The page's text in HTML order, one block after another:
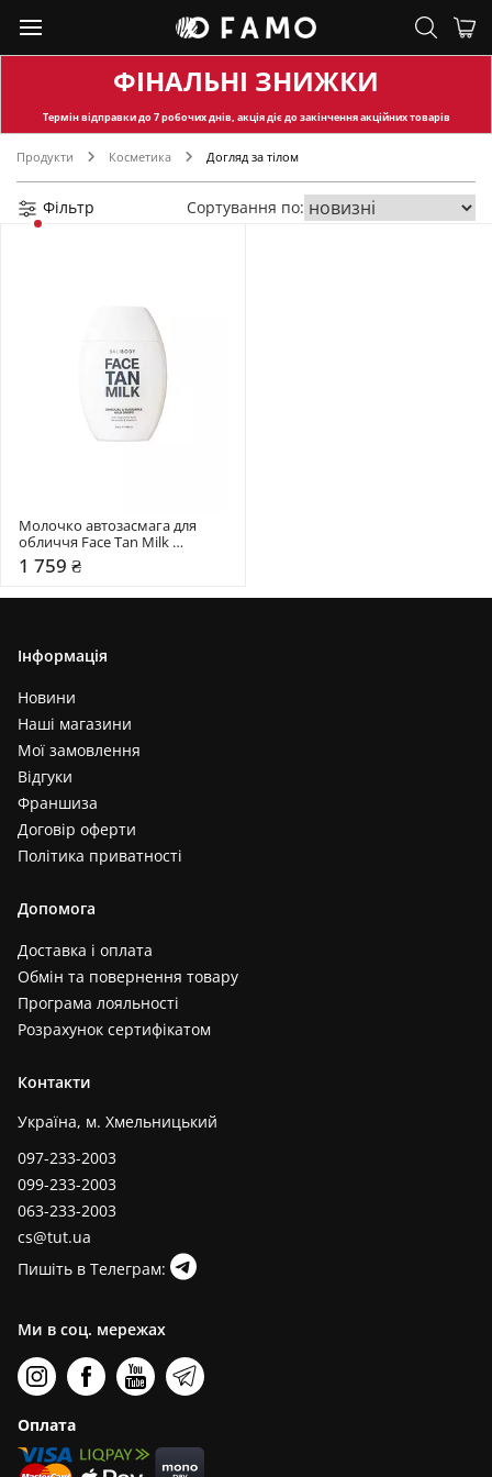
ФІНАЛЬНІ ЗНИЖКИ
Термін відправкидо 7 робочих днів, акція діє до закінчення акційних товарів
Продукти Косметика Догляд за тілом
Фільтр Сортування по:
Молочко автозасмага для
обличчя Face Tan Milk
BaliBody
1 759 ₴
Інформація
Новини
Наші магазини
Мої замовлення
Відгуки
Франшиза
Договір оферти
Політика приватності
Допомога
Доставка і оплата
Обмін та повернення товару
Програма лояльності
Розрахунок сертифікатом
Контакти
Україна, м. Хмельницький
097-233-2003
099-233-2003
063-233-2003
cs@tut.ua
Пишіть в Телеграм:
Ми в соц. мережах
Оплата